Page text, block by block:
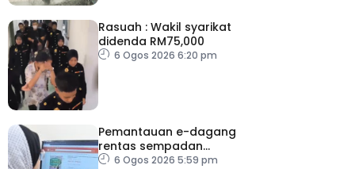
Rasuah : Wakil syarikat
didenda RM75,000
6 Ogos 2026 6:20 pm
Pemantauan e-dagang
rentas sempadan
diperketat, pastikan
6 Ogos 2026 5:59 pm